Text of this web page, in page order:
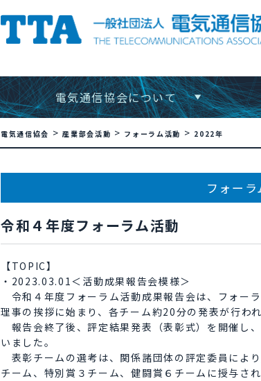
電気通信協会について
電気通信協会 >産業部会活動 > フォーラム活動 > 2022年
フォー
令和４年度フォーラム活動
【TOPIC】
・2023.03.01＜活動成果報告会模様＞
令和４年度フォーラム活動成果報告会は、フォー
理事の挨拶に始まり、各チーム約20分の発表が行われ
報告会終了後、評定結果発表（表彰式）を開催し
いました。
表彰チームの選考は、関係諸団体の評定委員によ
チーム、特別賞３チーム、健闘賞６チームに授与され